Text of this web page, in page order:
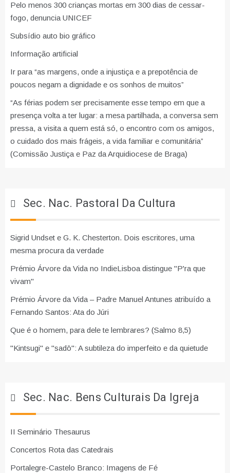
Pelo menos 300 crianças mortas em 300 dias de cessar-
fogo, denuncia UNICEF
Subsídio auto bio gráfico
Informação artificial
Ir para “as margens, onde a injustiça e a prepotência de
poucos negam a dignidade e os sonhos de muitos”
“As férias podem ser precisamente esse tempo em que a
presença volta a ter lugar: a mesa partilhada, a conversa sem
pressa, a visita a quem está só, o encontro com os amigos,
o cuidado dos mais frágeis, a vida familiar e comunitária”
(Comissão Justiça e Paz da Arquidiocese de Braga)
Sec. Nac. Pastoral Da Cultura
Sigrid Undset e G. K. Chesterton. Dois escritores, uma
mesma procura da verdade
Prémio Árvore da Vida no IndieLisboa distingue "P'ra que
vivam"
Prémio Árvore da Vida – Padre Manuel Antunes atribuído a
Fernando Santos: Ata do Júri
Que é o homem, para dele te lembrares? (Salmo 8,5)
"Kintsugi" e "sadō": A subtileza do imperfeito e da quietude
Sec. Nac. Bens Culturais Da Igreja
II Seminário Thesaurus
Concertos Rota das Catedrais
Portalegre-Castelo Branco: Imagens de Fé